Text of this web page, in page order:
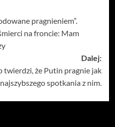
pragnieniem”.
na froncie: Mam
Dalej:
że Putin pragnie jak
najszybszego spotkania z nim.